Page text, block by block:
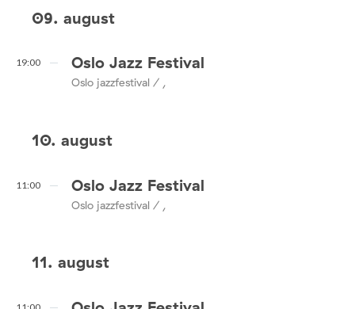
09. august
19:00 Oslo Jazz Festival
Oslo jazzfestival / ,
10. august
11:00 Oslo Jazz Festival
Oslo jazzfestival / ,
11. august